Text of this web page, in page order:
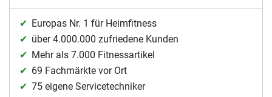
Europas Nr. 1 für Heimfitness
über 4.000.000 zufriedene Kunden
Mehr als 7.000 Fitnessartikel
69 Fachmärkte vor Ort
75 eigene Servicetechniker